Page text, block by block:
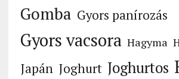
Gomba Gyors panírozás
Gyors vacsora Hagyma
Japán Joghurt Joghurtos